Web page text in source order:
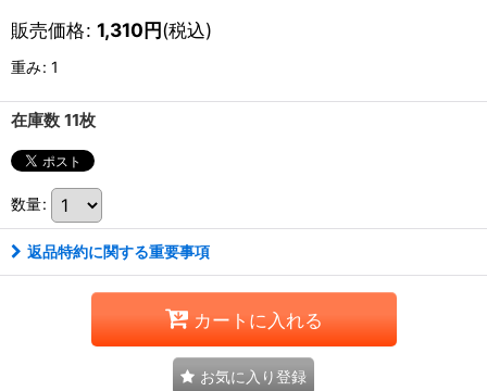
販売価格: 1,310円(税込)
重み: 1
在庫数 11枚
数量:
返品特約に関する重要事項
カートに入れる
お気に入り登録